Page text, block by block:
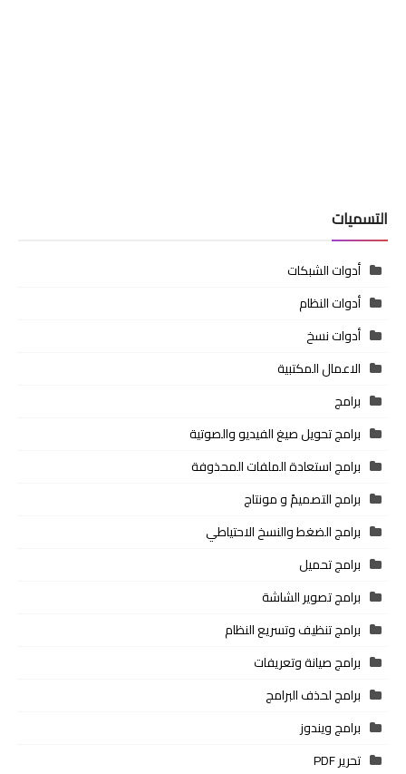
التسميات
أدوات الشبكات
أدوات النظام
أدوات نسخ
الاعمال المكتبية
برامج
برامج تحويل صيغ الفيديو والصوتية
برامج استعادة الملفات المحذوفة
برامج التصميمً و مونتاج
برامج الضغط والنسخ الاحتياطي
برامج تحميل
برامج تصوير الشاشة
برامج تنظيف وتسريع النظام
برامج صيانة وتعريفات
برامج لحذف البرامج
برامج ويندوز
تحرير PDF